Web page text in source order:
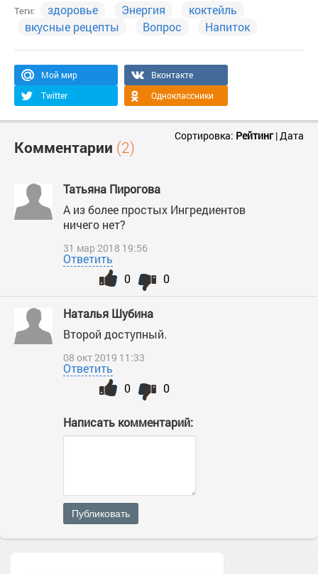
Теги: здоровье Энергия
коктейль
вкусные рецепты
Вопрос Напиток
Мой мир
Вконтакте
Twitter
Одноклассники
Комментарии (2)
Сортировка: Рейтинг|Дата
Татьяна Пирогова
А из более простых Ингредиентов
ничего нет?
31 мар 2018 19:56
Ответить
0
0
Наталья Шубина
Второй доступный.
08 окт 2019 11:33
Ответить
0
0
Написать комментарий:
Публиковать